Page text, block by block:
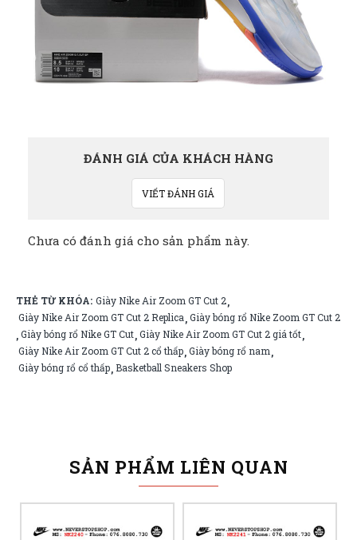
ĐÁNH GIÁ CỦA KHÁCH HÀNG
VIẾT ĐÁNH GIÁ
Chưa có đánh giá cho sản phẩm này.
THẺ TỪ KHÓA: Giày Nike Air Zoom GT Cut 2,
Giày Nike Air Zoom GT Cut 2 Replica,Giày bóng rổ Nike Zoom GT Cut 2
,Giày bóng rổ Nike GT Cut,Giày Nike Air Zoom GT Cut 2 giá tốt,
Giày Nike Air Zoom GT Cut 2 cổ thấp,Giày bóng rổ nam,
Giày bóng rổ cổ thấp,Basketball Sneakers Shop
SẢN PHẨM LIÊN QUAN